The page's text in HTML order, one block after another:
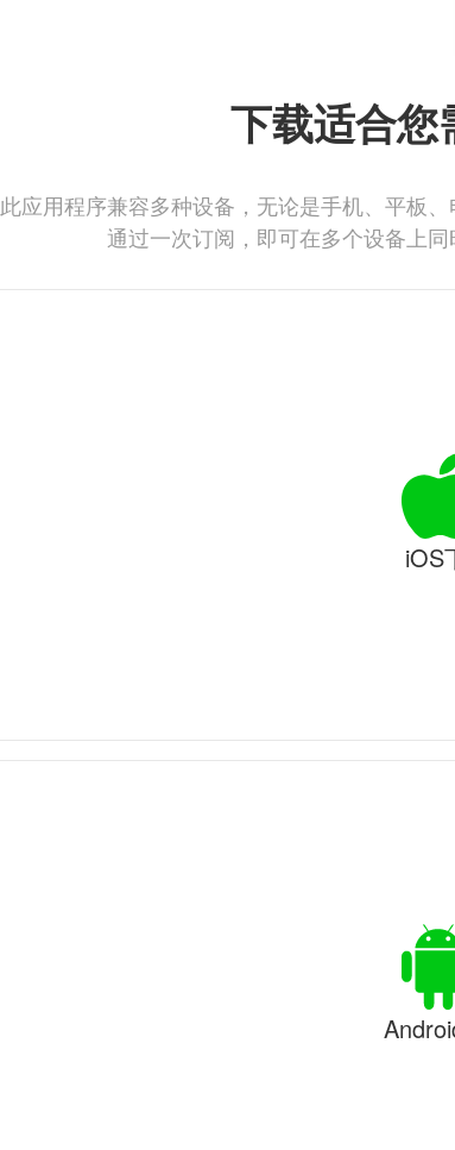
下载适合您
此应用程序兼容多种设备，无论是手机、平板
通过一次订阅，即可在多个设备上同
iOS